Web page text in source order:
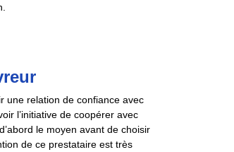
une relation de confiance avec
l’initiative de coopérer avec
le moyen avant de choisir
de ce prestataire est très